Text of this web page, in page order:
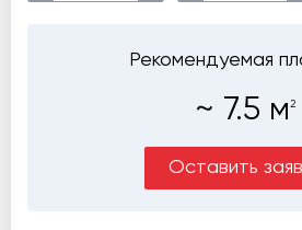
Рекомендуемая
~ 7.5 м 2
Оставить